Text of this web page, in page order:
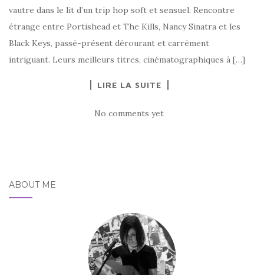
vautre dans le lit d’un trip hop soft et sensuel. Rencontre
étrange entre Portishead et The Kills, Nancy Sinatra et les
Black Keys, passé-présent dérourant et carrément
intriguant. Leurs meilleurs titres, cinématographiques à […]
LIRE LA SUITE
No comments yet
ABOUT ME